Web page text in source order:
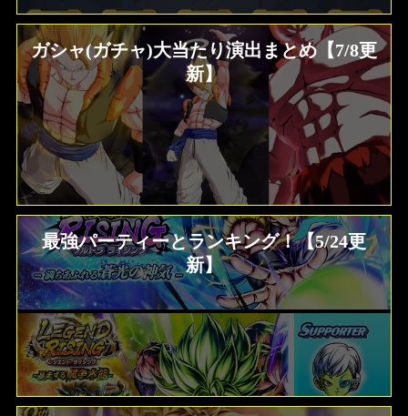
ガシャ(ガチャ)大当たり演出まとめ【7/8更
新】
最強パーティーとランキング！【5/24更
新】